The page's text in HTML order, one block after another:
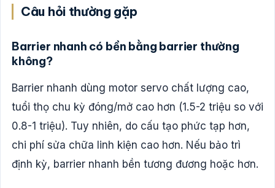
Câu hỏi thường gặp
Barrier nhanh có bền bằng barrier thường
không?
Barrier nhanh dùng motor servo chất lượng cao,
tuổi thọ chu kỳ đóng/mở cao hơn (1.5-2 triệu so với
0.8-1 triệu). Tuy nhiên, do cấu tạo phức tạp hơn,
chi phí sửa chữa linh kiện cao hơn. Nếu bảo trì
định kỳ, barrier nhanh bền tương đương hoặc hơn.